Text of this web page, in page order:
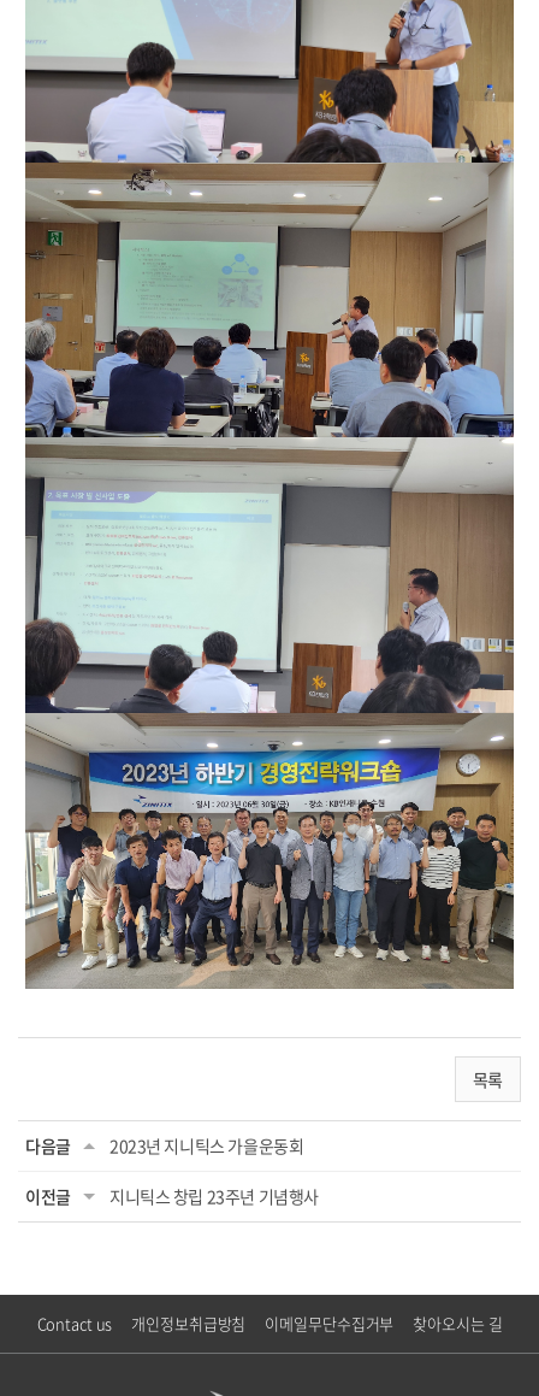
목록
다음글 2023년 지니틱스 가을운동회
이전글 지니틱스 창립 23주년 기념행사
Contact us 개인정보취급방침 이메일무단수집거부 찾아오시는 길